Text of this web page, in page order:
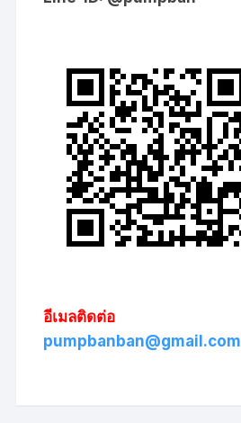
อีเมลติดต่อ
pumpbanban@gmail.com